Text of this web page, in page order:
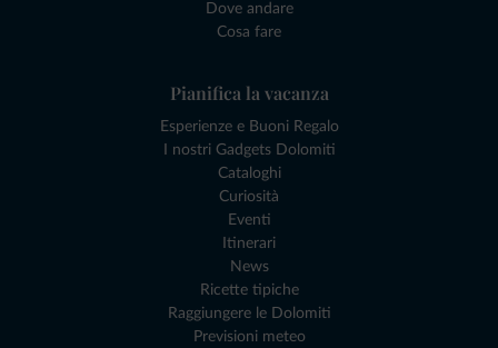
Dove andare
Cosa fare
Pianifica la vacanza
Esperienze e Buoni Regalo
I nostri Gadgets Dolomiti
Cataloghi
Curiosità
Eventi
Itinerari
News
Ricette tipiche
Raggiungere le Dolomiti
Previsioni meteo